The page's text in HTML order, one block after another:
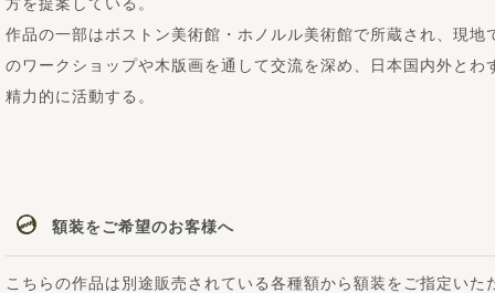
作品の一部はボストン美術館・ホノルル美術館で所蔵され、現地
のワークショップや木版画を通して交流を深め、日本国内外とわ
精力的に活動する。
額装をご希望のお客様へ
こちらの作品は別途販売されている各種額から額装をご指定いた